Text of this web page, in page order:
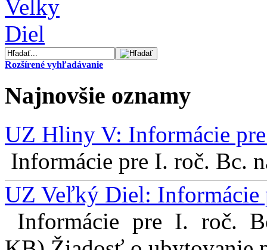
Rozšírené vyhľadávanie
Najnovšie oznamy
UZ Hliny V: Informácie
Informácie pre I. roč. Bc.
UZ Veľký Diel: Informácie
Informácie pre I. roč.